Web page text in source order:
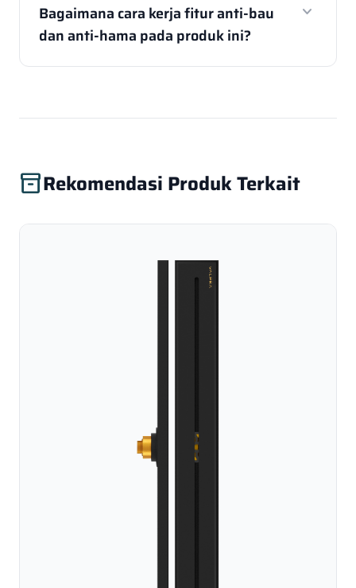
Bagaimana cara kerja fitur anti-bau
dan anti-hama pada produk ini?
expand_more
inventory_2Rekomendasi Produk Terkait